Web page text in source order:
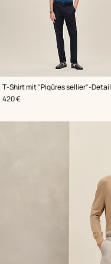
T-Shirt mit "Piqûres sellier"-Detail
,Farbe:
Blau
,Preis
420 €